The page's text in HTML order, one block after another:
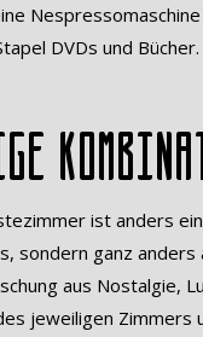
DVDs und Bücher.
ist anders
sondern ganz anders
aus Nostalgie,
jeweiligen Zimmers